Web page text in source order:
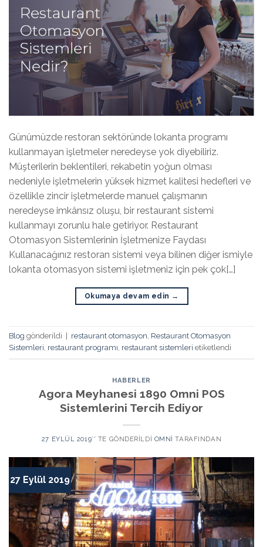
Günümüzde restoran sektöründe lokanta programı
kullanmayan işletmeler neredeyse yok diyebiliriz.
Müşterilerin beklentileri, rekabetin yoğun olması
nedeniyle işletmelerin yüksek hizmet kalitesi hedefleri ve
özellikle zincir işletmelerde manuel çalışmanın
neredeyse imkânsız oluşu, bir restaurant sistemi
kullanmayı zorunlu hale getiriyor. Restaurant
Otomasyon Sistemlerinin İşletmenize Faydası
Kullanacağınız restoran sistemi veya bilinen diğer ismiyle
lokanta otomasyon sistemi işletmeniz için pek çok[…]
Okumaya devam edin →
Blog gönderildi restaurant otomasyon Restaurant Otomasyon
Sistemleri restaurant programı restaurant sistemleri etiketlendi
HABERLER
Agora Meyhanesi 1890 Omni POS
Sistemlerini Tercih Ediyor
27 EYLÜL 2019’' TE GÖNDERILDI OMNI TARAFINDAN
27 Eylül 2019